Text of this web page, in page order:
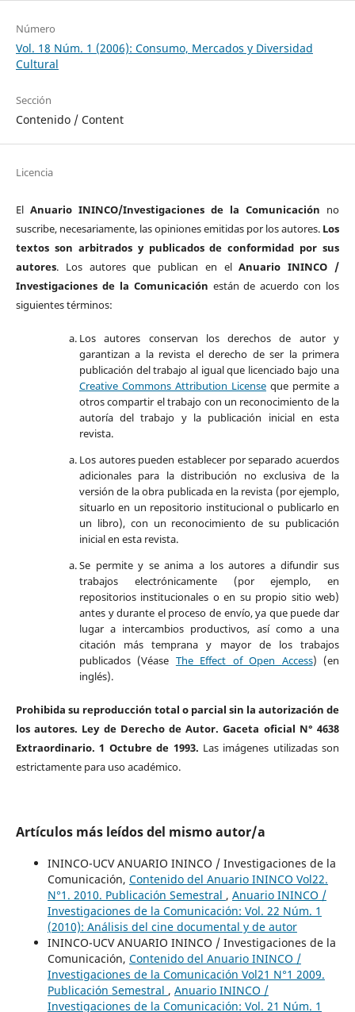
Número
Vol. 18 Núm. 1 (2006): Consumo, Mercados y Diversidad
Cultural
Sección
Contenido / Content
Licencia
El Anuario ININCO/Investigaciones de la Comunicación no
suscribe, necesariamente, las opiniones emitidas por los autores. Los
textos son arbitrados y publicados de conformidad por sus
autores. Los autores que publican en elAnuario ININCO /
Investigaciones de la Comunicación están de acuerdo con los
siguientes términos:
Los autores conservan los derechos de autor y
garantizan a la revista el derecho de ser la primera
publicación del trabajo al igual que licenciado bajo una
Creative Commons Attribution License que permite a
otros compartir el trabajo con un reconocimiento de la
autoría del trabajo y la publicación inicial en esta
revista.
Los autores pueden establecer por separado acuerdos
adicionales para la distribución no exclusiva de la
versión de la obra publicada en la revista (por ejemplo,
situarlo en un repositorio institucional o publicarlo en
un libro), con un reconocimiento de su publicación
inicial en esta revista.
Se permite y se anima a los autores a difundir sus
trabajos electrónicamente (por ejemplo, en
repositorios institucionales o en su propio sitio web)
antes y durante el proceso de envío, ya que puede dar
lugar a intercambios productivos, así como a una
citación más temprana y mayor de los trabajos
publicados (Véase The Effect of Open Access) (en
inglés).
Prohibida su reproducción total o parcial sin la autorización de
los autores. Ley de Derecho de Autor. Gaceta oficial N° 4638
Extraordinario. 1 Octubre de 1993. Las imágenes utilizadas son
estrictamente para uso académico.
Artículos más leídos del mismo autor/a
ININCO-UCV ANUARIO ININCO / Investigaciones de la
Comunicación, Contenido del Anuario ININCO Vol22.
N°1. 2010. Publicación Semestral , Anuario ININCO /
Investigaciones de la Comunicación: Vol. 22 Núm. 1
(2010): Análisis del cine documental y de autor
ININCO-UCV ANUARIO ININCO / Investigaciones de la
Comunicación, Contenido del Anuario ININCO /
Investigaciones de la Comunicación Vol21 N°1 2009.
Publicación Semestral , Anuario ININCO /
Investigaciones de la Comunicación: Vol. 21 Núm. 1